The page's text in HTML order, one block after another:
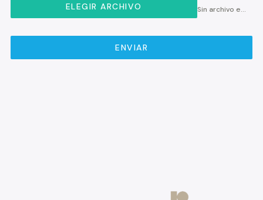
ELEGIR ARCHIVO Sin archivo elegido
ENVIAR